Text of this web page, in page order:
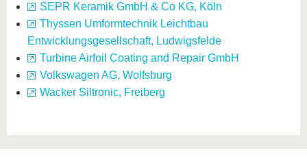
SEPR Keramik GmbH & Co KG, Köln
Thyssen Umformtechnik Leichtbau
Entwicklungsgesellschaft, Ludwigsfelde
Turbine Airfoil Coating and Repair GmbH
Volkswagen AG, Wolfsburg
Wacker Siltronic, Freiberg